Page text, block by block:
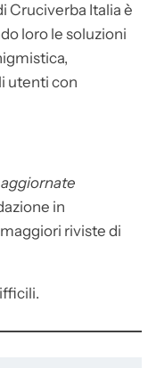
Cruciverba Italia è
loro le soluzioni
utenti con
aggiornate
in
riviste di